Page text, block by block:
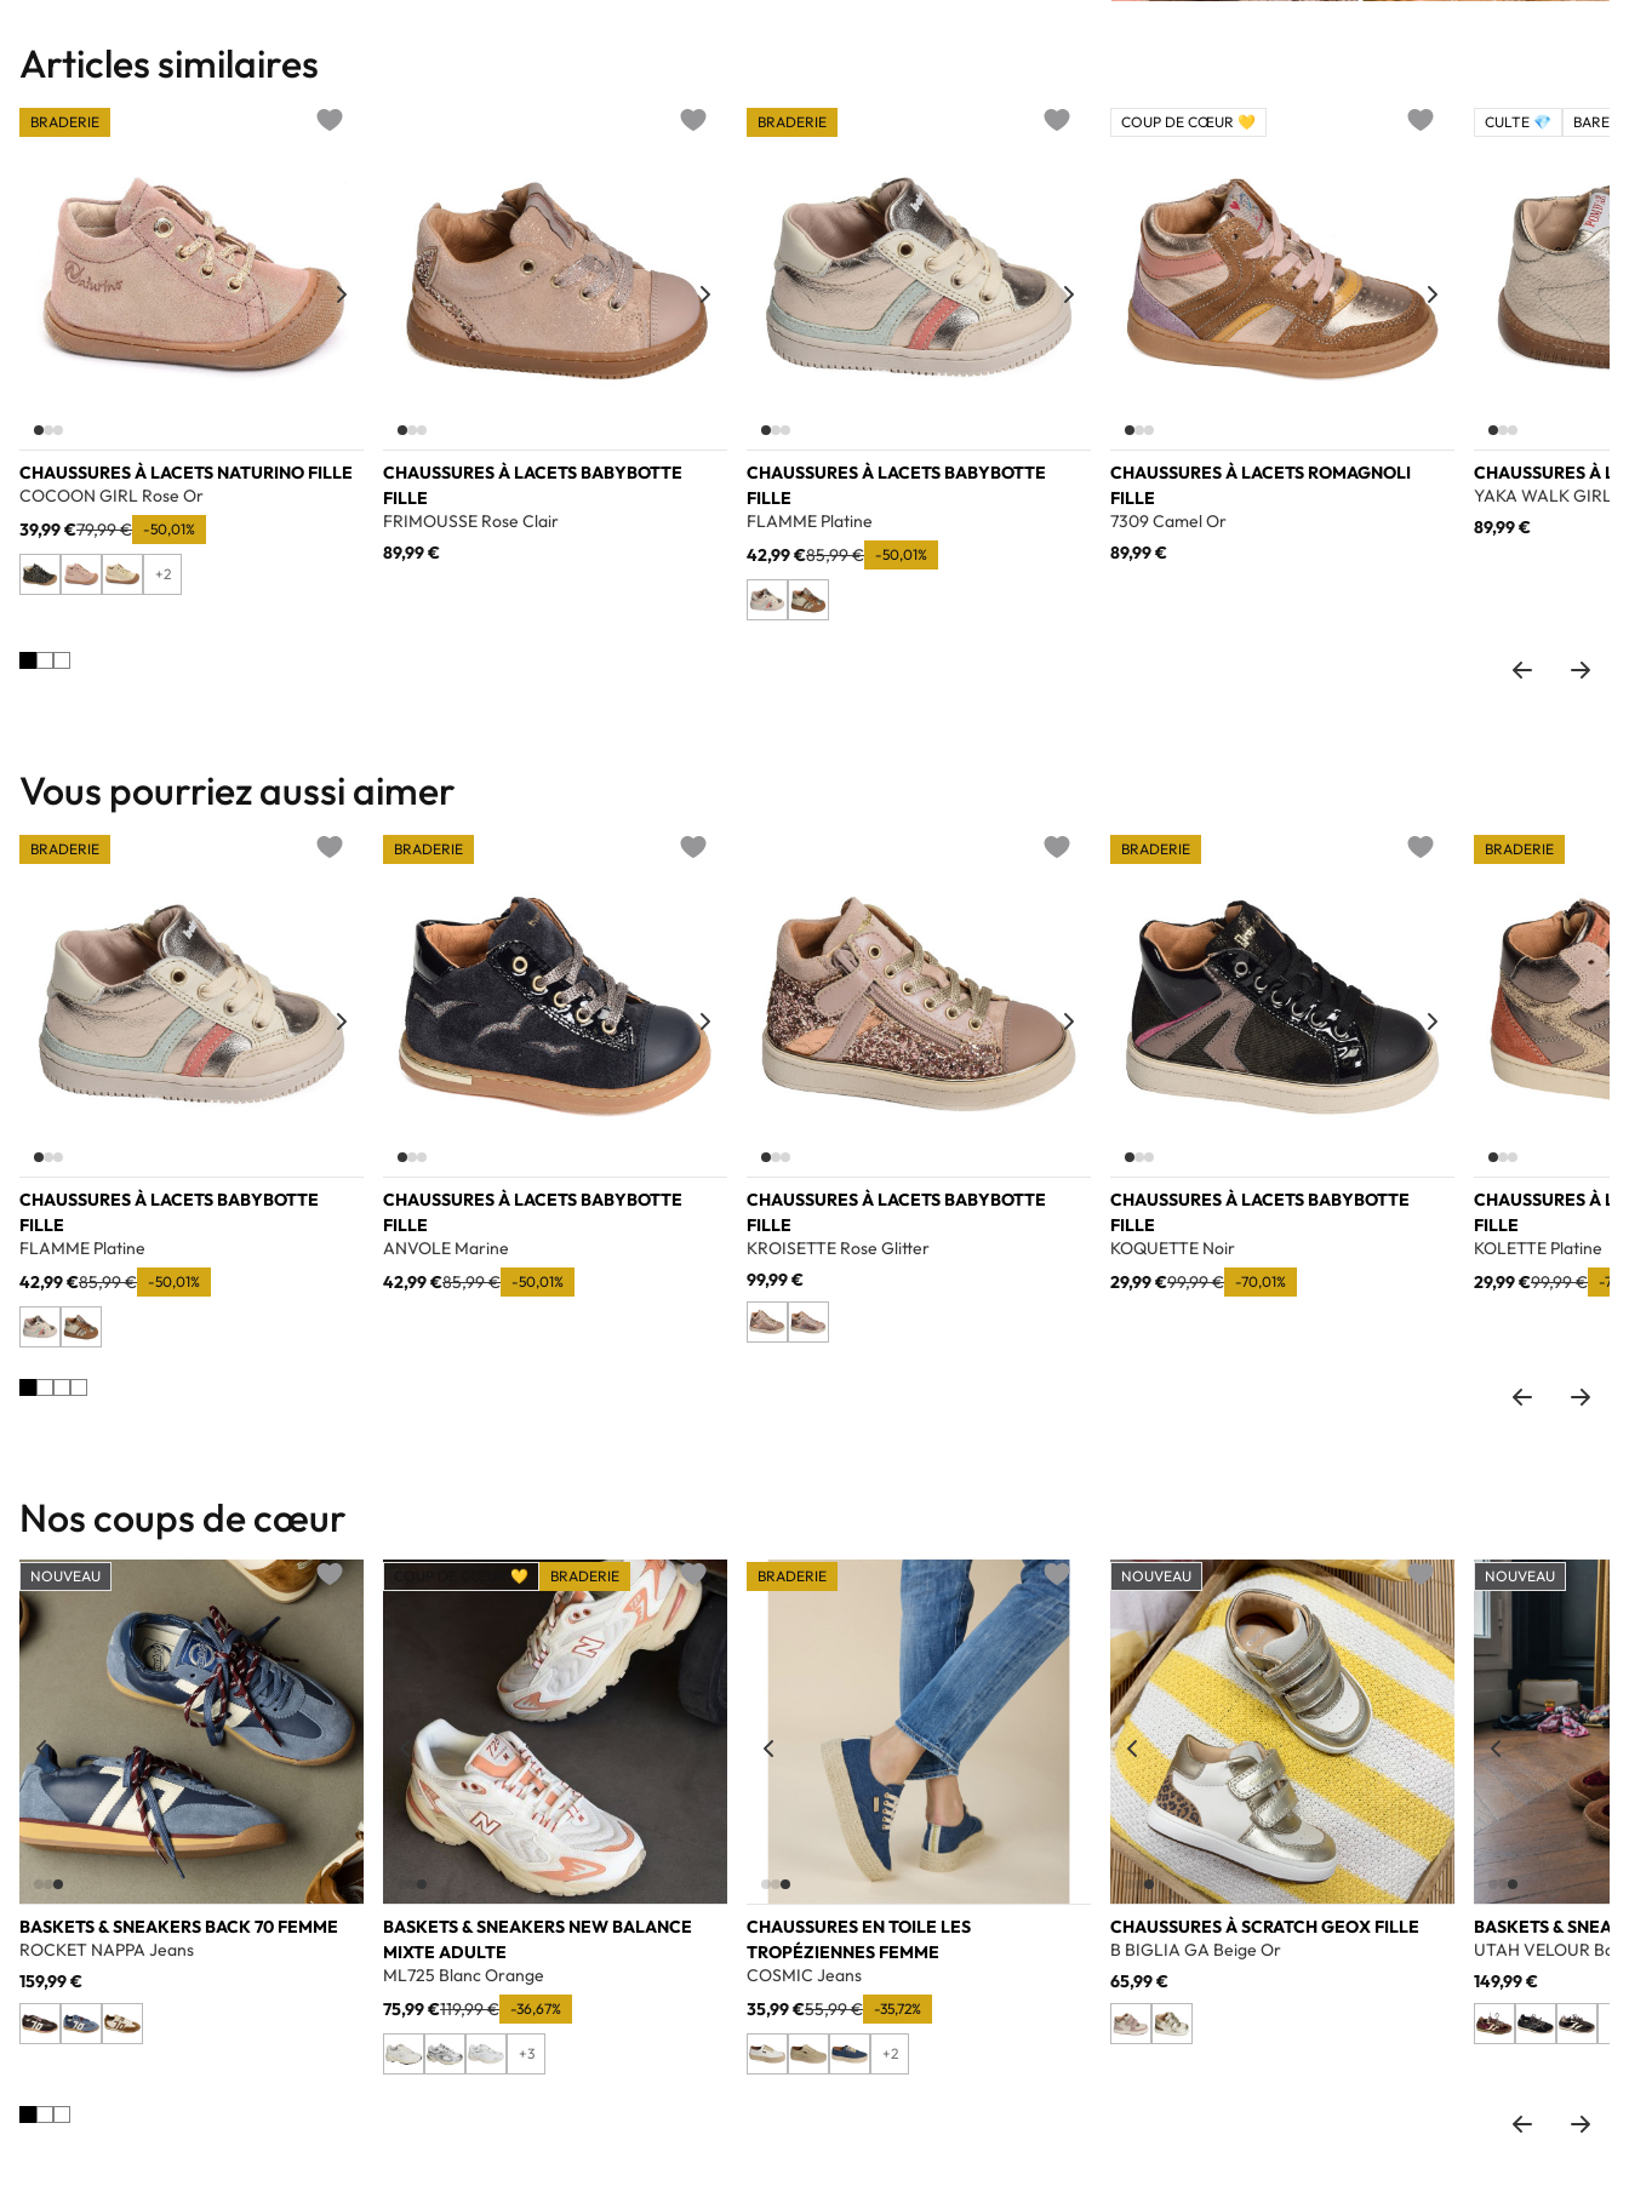
Articles similaires
CHAUSSURES À LACETS NATURINO FILLE
COCOON GIRL Rose Or
39,99 €79,99 € -50,01%
+2
BRADERIE
CHAUSSURES À LACETS BABYBOTTE
FILLE
FRIMOUSSE Rose Clair
89,99 €
CHAUSSURES À LACETS BABYBOTTE
FILLE
FLAMME Platine
42,99 €85,99 € -50,01%
BRADERIE
CHAUSSURES À LACETS ROMAGNOLI
FILLE
7309 Camel Or
89,99 €
COUP DE CŒUR 💛
CHAUSSURES À
YAKA WALK GIRL
89,99 €
CULTE 💎
Vous pourriez aussi aimer
CHAUSSURES À LACETS BABYBOTTE
FILLE
FLAMME Platine
42,99 €85,99 € -50,01%
BRADERIE
CHAUSSURES À LACETS BABYBOTTE
FILLE
ANVOLE Marine
42,99 €85,99 € -50,01%
BRADERIE
CHAUSSURES À LACETS BABYBOTTE
FILLE
KROISETTE Rose Glitter
99,99 €
CHAUSSURES À LACETS BABYBOTTE
FILLE
KOQUETTE Noir
29,99 €99,99 € -70,01%
BRADERIE
CHAUSSURES À
FILLE
KOLETTE Platine
29,99 €99,99 € -
BRADERIE
Nos coups de cœur
BASKETS & SNEAKERS BACK 70 FEMME
ROCKET NAPPA Jeans
159,99 €
NOUVEAU
Add to wishlist
BASKETS & SNEAKERS NEW BALANCE
MIXTE ADULTE
ML725 Blanc Orange
75,99 €119,99 € -36,67%
+3
COUP DE CŒUR 💛 BRADERIE
Add to wishlist
CHAUSSURES EN TOILE LES
TROPÉZIENNES FEMME
COSMIC Jeans
35,99 €55,99 € -35,72%
+2
BRADERIE
Add to wishlist
CHAUSSURES À SCRATCH GEOX FILLE
B BIGLIA GA Beige Or
65,99 €
NOUVEAU
Add to wishlist
BASKETS &
UTAH VELOUR
149,99 €
NOUVEAU